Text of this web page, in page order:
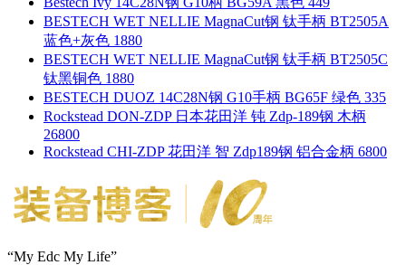
BESTECH WET NELLIE MagnaCut钢 钛手柄 BT2505A
蓝色+灰色 1880
BESTECH WET NELLIE MagnaCut钢 钛手柄 BT2505C
钛黑铜色 1880
BESTECH DUOZ 14C28N钢 G10手柄 BG65F 绿色 335
Rockstead DON-ZDP 日本花田洋 钝 Zdp-189钢 木柄
26800
Rockstead CHI-ZDP 花田洋 智 Zdp189钢 铝合金柄 6800
“My Edc My Life”